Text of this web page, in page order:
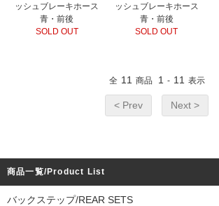
ッシュブレーキホース
青・前後
SOLD OUT
ッシュブレーキホース
青・前後
SOLD OUT
全 11 商品 1 - 11 表示
< Prev Next >
商品一覧/Product List
バックステップ/REAR SETS